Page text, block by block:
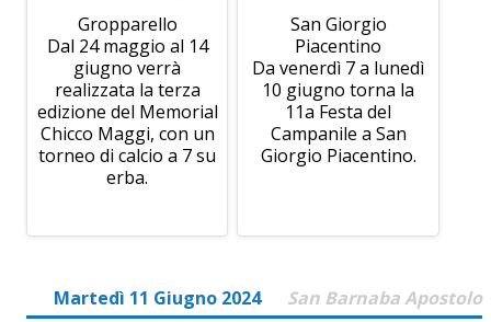
Gropparello
Dal 24 maggio al 14
giugno verrà
realizzata la terza
edizione del Memorial
Chicco Maggi, con un
torneo di calcio a 7 su
erba.
San Giorgio
Piacentino
Da venerdì 7 a lunedì
10 giugno torna la
11a Festa del
Campanile a San
Giorgio Piacentino.
Martedì 11 Giugno 2024 San Barnaba Apostolo